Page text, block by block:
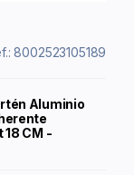
8002523105189
Aluminio
CM -